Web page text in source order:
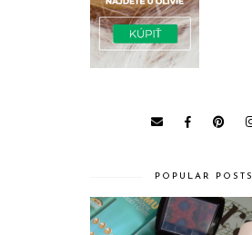
POPULAR POSTS